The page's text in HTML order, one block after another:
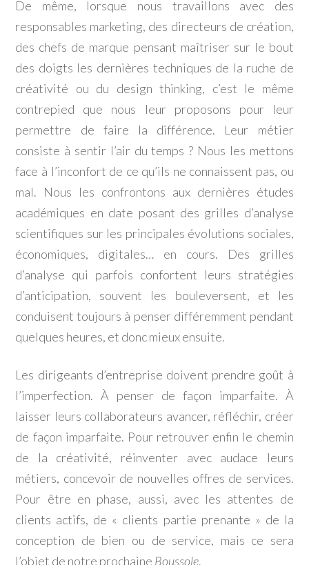
De même, lorsque nous travaillons avec des
responsables marketing, des directeurs de création,
des chefs de marque pensant maîtriser sur le bout
des doigts les dernières techniques de la ruche de
créativité ou du design thinking, c’est le même
contrepied que nous leur proposons pour leur
permettre de faire la différence. Leur métier
consiste à sentir l’air du temps ? Nous les mettons
face à l’inconfort de ce qu’ils ne connaissent pas, ou
mal. Nous les confrontons aux dernières études
académiques en date posant des grilles d’analyse
scientifiques sur les principales évolutions sociales,
économiques, digitales… en cours. Des grilles
d’analyse qui parfois confortent leurs stratégies
d’anticipation, souvent les bouleversent, et les
conduisent toujours à penser différemment pendant
quelques heures, et donc mieux ensuite.
Les dirigeants d’entreprise doivent prendre goût à
l’imperfection. À penser de façon imparfaite. À
laisser leurs collaborateurs avancer, réfléchir, créer
de façon imparfaite. Pour retrouver enfin le chemin
de la créativité, réinventer avec audace leurs
métiers, concevoir de nouvelles offres de services.
Pour être en phase, aussi, avec les attentes de
clients actifs, de « clients partie prenante » de la
conception de bien ou de service, mais ce sera
l’objet de notre prochaine Boussole.